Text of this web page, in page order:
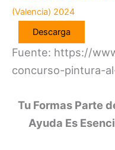
(Valencia) 2024
Descarga
Fuente: https://
concurso-pintura-
Tu Formas Parte
Ayuda Es